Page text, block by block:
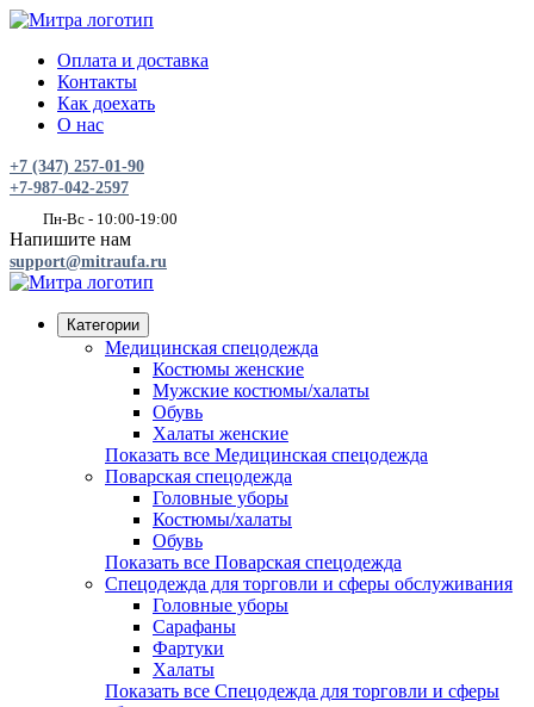
Оплата и доставка
Контакты
Как доехать
О нас
+7 (347) 257-01-90
+7-987-042-2597
Пн-Вс - 10:00-19:00
Напишите нам
support@mitraufa.ru
Категории
Медицинская спецодежда
Костюмы женские
Мужские костюмы/халаты
Обувь
Халаты женские
Показать все Медицинская спецодежда
Поварская спецодежда
Головные уборы
Костюмы/халаты
Обувь
Показать все Поварская спецодежда
Спецодежда для торговли и сферы обслуживания
Головные уборы
Сарафаны
Фартуки
Халаты
Показать все Спецодежда для торговли и сферы